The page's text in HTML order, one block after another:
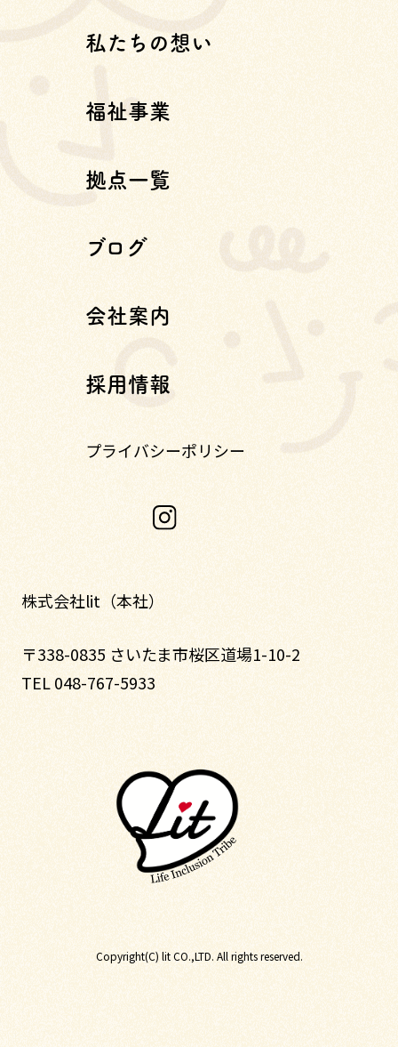
私たちの想い
福祉事業
拠点一覧
ブログ
会社案内
採用情報
プライバシーポリシー
株式会社lit（本社）
〒338-0835 さいたま市桜区道場1-10-2
TEL 048-767-5933
Copyright(C) lit CO.,LTD. All rights reserved.